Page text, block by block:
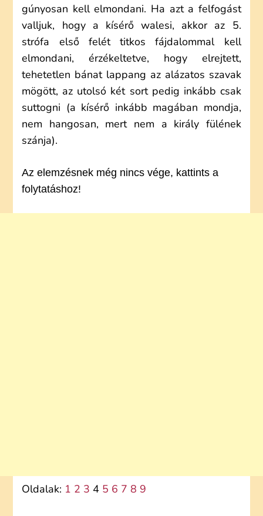
gúnyosan kell elmondani. Ha azt a felfogást
valljuk, hogy a kísérő walesi, akkor az 5.
strófa első felét titkos fájdalommal kell
elmondani, érzékeltetve, hogy elrejtett,
tehetetlen bánat lappang az alázatos szavak
mögött, az utolsó két sort pedig inkább csak
suttogni (a kísérő inkább magában mondja,
nem hangosan, mert nem a király fülének
szánja).
Az elemzésnek még nincs vége, kattints a
folytatáshoz!
Oldalak: 1 2 3 4 5 6 7 8 9